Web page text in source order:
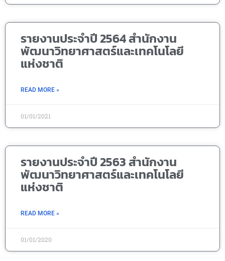
รายงานประจำปี 2564 สำนักงาน
พัฒนาวิทยาศาสตร์และเทคโนโลยี
แห่งชาติ
READ MORE »
01/01/2021
รายงานประจำปี 2563 สำนักงาน
พัฒนาวิทยาศาสตร์และเทคโนโลยี
แห่งชาติ
READ MORE »
01/01/2020